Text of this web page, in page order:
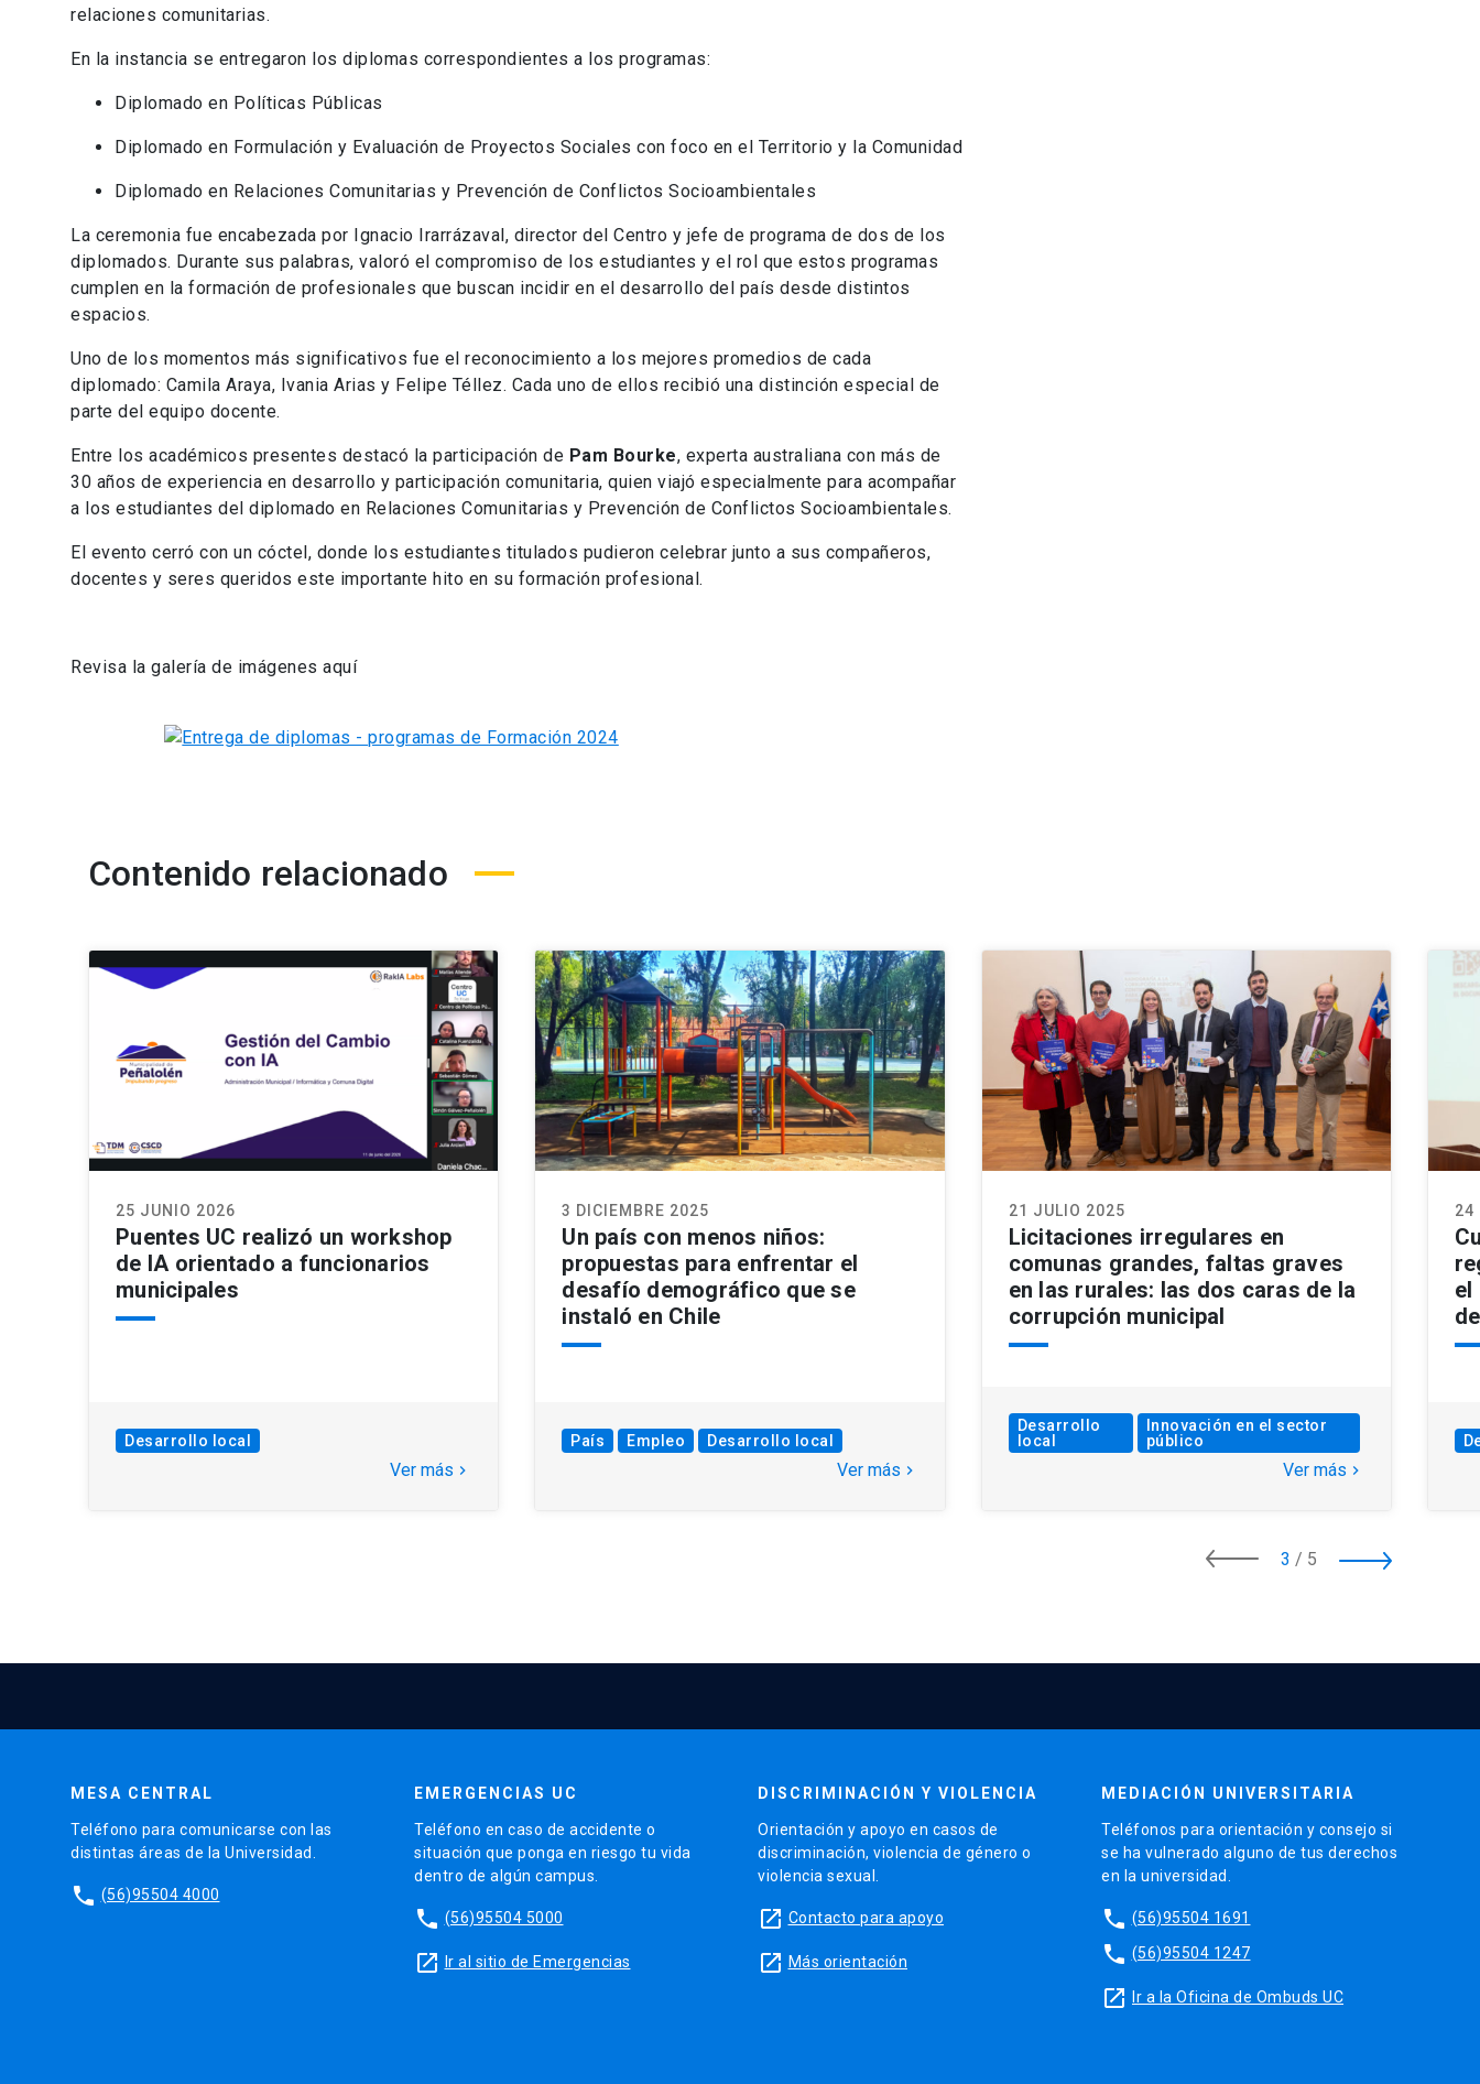
relaciones comunitarias.
En la instancia se entregaron los diplomas correspondientes a los programas:
Diplomado en Políticas Públicas
Diplomado en Formulación y Evaluación de Proyectos Sociales con foco en el Territorio y la Comunidad
Diplomado en Relaciones Comunitarias y Prevención de Conflictos Socioambientales
La ceremonia fue encabezada por Ignacio Irarrázaval, director del Centro y jefe de programa de dos de los
diplomados. Durante sus palabras, valoró el compromiso de los estudiantes y el rol que estos programas
cumplen en la formación de profesionales que buscan incidir en el desarrollo del país desde distintos
espacios.
Uno de los momentos más significativos fue el reconocimiento a los mejores promedios de cada
diplomado: Camila Araya, Ivania Arias y Felipe Téllez. Cada uno de ellos recibió una distinción especial de
parte del equipo docente.
Entre los académicos presentes destacó la participación de Pam Bourke, experta australiana con más de
30 años de experiencia en desarrollo y participación comunitaria, quien viajó especialmente para acompañar
a los estudiantes del diplomado en Relaciones Comunitarias y Prevención de Conflictos Socioambientales.
El evento cerró con un cóctel, donde los estudiantes titulados pudieron celebrar junto a sus compañeros,
docentes y seres queridos este importante hito en su formación profesional.
Revisa la galería de imágenes aquí
Contenido relacionado
25 JUNIO 2026
Puentes UC realizó un workshop
de IA orientado a funcionarios
municipales
Desarrollo local
Ver más keyboard_arrow_right
3 DICIEMBRE 2025
Un país con menos niños:
propuestas para enfrentar el
desafío demográfico que se
instaló en Chile
País Empleo Desarrollo local
Ver más keyboard_arrow_right
21 JULIO 2025
Licitaciones irregulares en
comunas grandes, faltas graves
en las rurales: las dos caras de la
corrupción municipal
Desarrollo
local
Innovación en el sector
público
Ver más keyboard_arrow_right
24
el
3 / 5
MESA CENTRAL
Teléfono para comunicarse con las
distintas áreas de la Universidad.
phone (56)95504 4000
EMERGENCIAS UC
Teléfono en caso de accidente o
situación que ponga en riesgo tu vida
dentro de algún campus.
phone (56)95504 5000
launch Ir al sitio de Emergencias
DISCRIMINACIÓN Y VIOLENCIA
Orientación y apoyo en casos de
discriminación, violencia de género o
violencia sexual.
launch Contacto para apoyo
launch Más orientación
MEDIACIÓN UNIVERSITARIA
Teléfonos para orientación y consejo si
se ha vulnerado alguno de tus derechos
en la universidad.
phone (56)95504 1691
phone (56)95504 1247
launch Ir a la Oficina de Ombuds UC